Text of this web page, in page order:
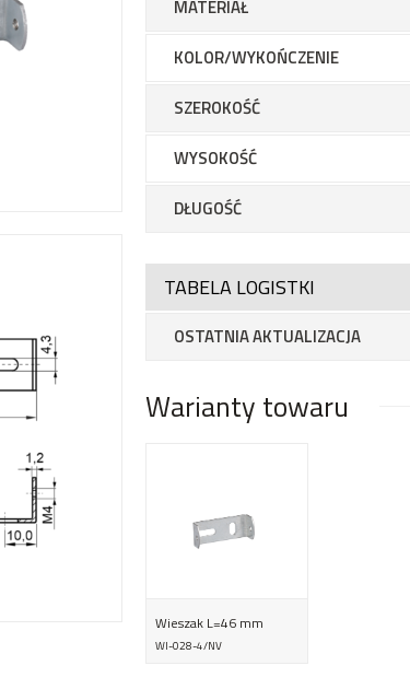
MATERIAŁ
KOLOR/WYKOŃCZENIE
SZEROKOŚĆ
WYSOKOŚĆ
DŁUGOŚĆ
TABELA LOGISTKI
OSTATNIA AKTUALIZACJA
Warianty towaru
Wieszak L=46 mm
WI-028-4/NV